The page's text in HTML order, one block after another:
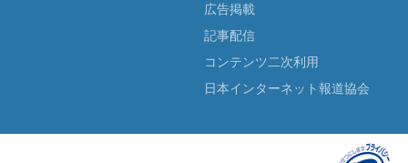
広告掲載
記事配信
コンテンツ二次利用
日本インターネット報道協会